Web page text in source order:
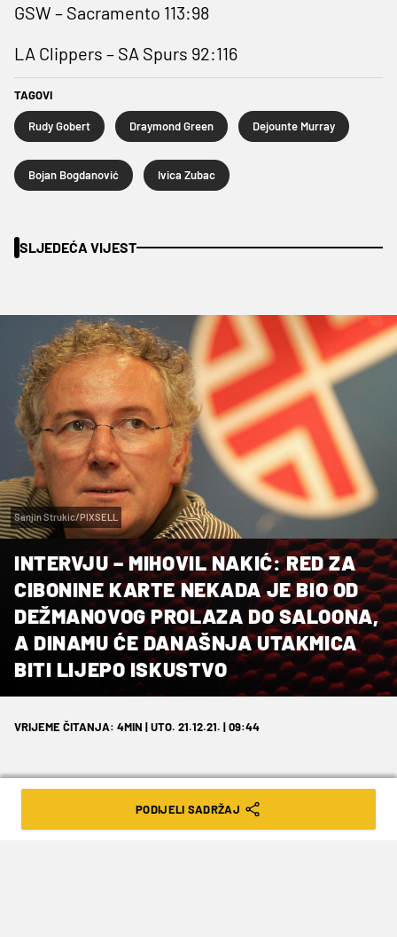
GSW – Sacramento 113:98
LA Clippers – SA Spurs 92:116
TAGOVI
Rudy Gobert Draymond Green Dejounte Murray
Bojan Bogdanović Ivica Zubac
SLJEDEĆA VIJEST
Sanjin Strukic/PIXSELL
INTERVJU – MIHOVIL NAKIĆ: RED ZA
CIBONINE KARTE NEKADA JE BIO OD
DEŽMANOVOG PROLAZA DO SALOONA,
A DINAMU ĆE DANAŠNJA UTAKMICA
BITI LIJEPO ISKUSTVO
VRIJEME ČITANJA: 4MIN | UTO. 21.12.21. | 09:44
PODIJELI SADRŽAJ